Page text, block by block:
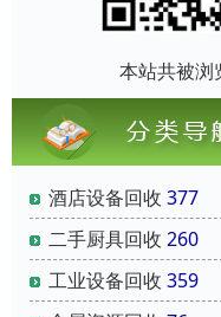
本站共被浏
酒店设备回收 377
二手厨具回收 260
工业设备回收 359